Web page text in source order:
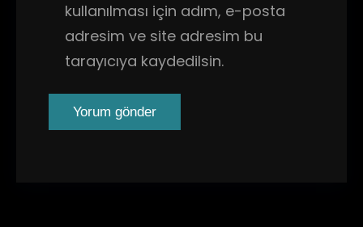
kullanılması için adım, e-posta
adresim ve site adresim bu
tarayıcıya kaydedilsin.